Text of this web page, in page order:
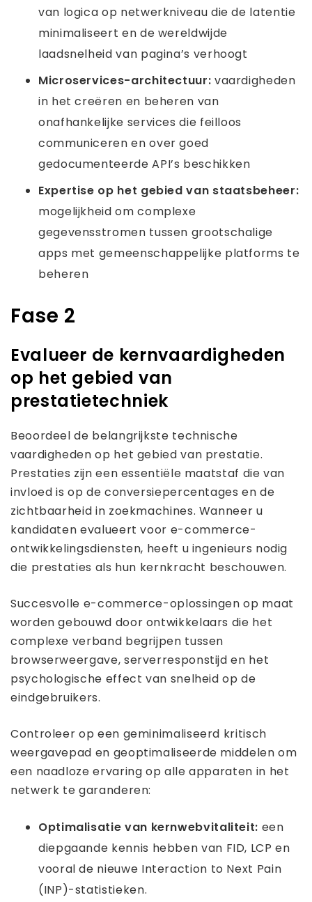
van logica op netwerkniveau die de latentie
minimaliseert en de wereldwijde
laadsnelheid van pagina’s verhoogt
Microservices-architectuur: vaardigheden
in het creëren en beheren van
onafhankelijke services die feilloos
communiceren en over goed
gedocumenteerde API’s beschikken
Expertise op het gebied van staatsbeheer:
mogelijkheid om complexe
gegevensstromen tussen grootschalige
apps met gemeenschappelijke platforms te
beheren
Fase 2
Evalueer de kernvaardigheden
op het gebied van
prestatietechniek
Beoordeel de belangrijkste technische
vaardigheden op het gebied van prestatie.
Prestaties zijn een essentiële maatstaf die van
invloed is op de conversiepercentages en de
zichtbaarheid in zoekmachines. Wanneer u
kandidaten evalueert voor e-commerce-
ontwikkelingsdiensten, heeft u ingenieurs nodig
die prestaties als hun kernkracht beschouwen.
Succesvolle e-commerce-oplossingen op maat
worden gebouwd door ontwikkelaars die het
complexe verband begrijpen tussen
browserweergave, serverresponstijd en het
psychologische effect van snelheid op de
eindgebruikers.
Controleer op een geminimaliseerd kritisch
weergavepad en geoptimaliseerde middelen om
een ​​naadloze ervaring op alle apparaten in het
netwerk te garanderen:
Optimalisatie van kernwebvitaliteit: een
diepgaande kennis hebben van FID, LCP en
vooral de nieuwe Interaction to Next Pain
(INP)-statistieken.